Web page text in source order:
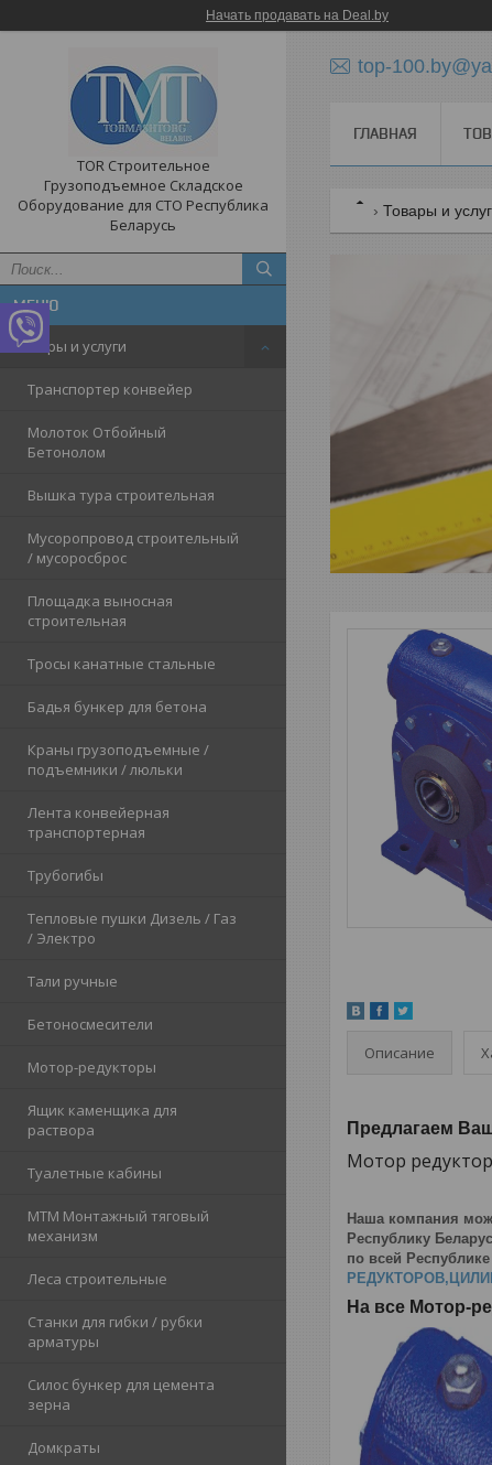
Начать продавать на Deal.by
TOR Строительное
Грузоподъемное Складское
Оборудование для СТО Республика
Беларусь
Товары и услуги
Транспортер конвейер
Молоток Отбойный
Бетонолом
Вышка тура строительная
Мусоропровод строительный
/ мусоросброс
Площадка выносная
строительная
Тросы канатные стальные
Бадья бункер для бетона
Краны грузоподъемные /
подъемники / люльки
Лента конвейерная
транспортерная
Трубогибы
Тепловые пушки Дизель / Газ
/ Электро
Тали ручные
Бетоносмесители
Мотор-редукторы
Ящик каменщика для
раствора
Туалетные кабины
МТМ Монтажный тяговый
механизм
Леса строительные
Станки для гибки / рубки
арматуры
Силос бункер для цемента
зерна
Домкраты
top-
ГЛАВНАЯ
Товары и
Описание
Предлагаем
Мотор
Наша компания
Республику
по всей
На все Мотор-